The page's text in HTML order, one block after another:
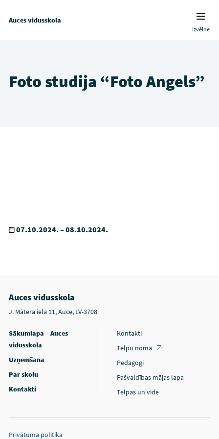
Auces vidusskola
Izvēlne
Foto studija “Foto Angels”
07.10.2024. – 08.10.2024.
Auces vidusskola
J. Mātera iela 11, Auce, LV-3708
Sākumlapa – Auces
vidusskola
Uzņemšana
Par skolu
Kontakti
Kontakti
Telpu noma
Pedagogi
Pašvaldības mājas lapa
Telpas un vide
Privātuma politika